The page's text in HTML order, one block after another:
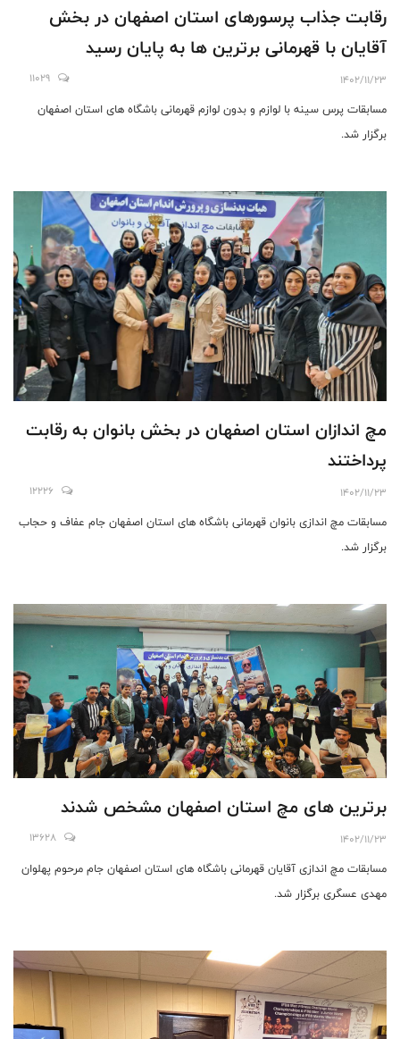
رقابت جذاب پرسورهای استان اصفهان در بخش
آقایان با قهرمانی برترین ها به پایان رسید
1402/11/23
11029
مسابقات پرس سینه با لوازم و بدون لوازم قهرمانی باشگاه های استان اصفهان
برگزار شد.
مچ اندازان استان اصفهان در بخش بانوان به رقابت
پرداختند
1402/11/23
12226
مسابقات مچ اندازی بانوان قهرمانی باشگاه های استان اصفهان جام عفاف و حجاب
برگزار شد.
برترین های مچ استان اصفهان مشخص شدند
1402/11/23
13628
مسابقات مچ اندازی آقایان قهرمانی باشگاه های استان اصفهان جام مرحوم پهلوان
مهدی عسگری برگزار شد.